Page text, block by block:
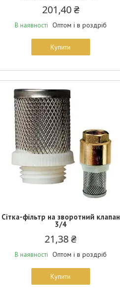
201,40 ₴
В наявності Оптом і в роздріб
Купити
Сітка-фільтр на зворотний клапан
3/4
21,38 ₴
В наявності Оптом і в роздріб
Купити